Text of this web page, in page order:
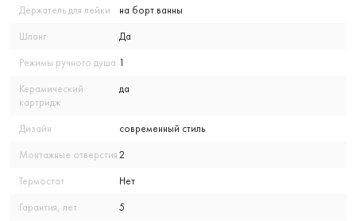
Держатель для лейки на борт ванны
Шланг Да
Режимы ручного душа 1
Керамический
картридж
да
Дизайн современный стиль
Монтажные отверстия 2
Термостат Нет
Гарантия, лет 5